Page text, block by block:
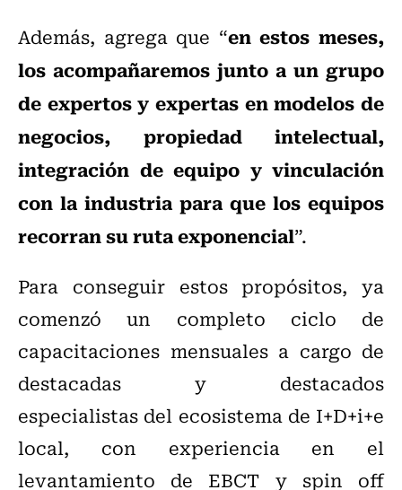
Además, agrega que “en estos meses,
los acompañaremos junto a un grupo
de expertos y expertas en modelos de
negocios, propiedad intelectual,
integración de equipo y vinculación
con la industria para que los equipos
recorran su ruta exponencial”.
Para conseguir estos propósitos, ya
comenzó un completo ciclo de
capacitaciones mensuales a cargo de
destacadas y destacados
especialistas del ecosistema de I+D+i+e
local, con experiencia en el
levantamiento de EBCT y spin off